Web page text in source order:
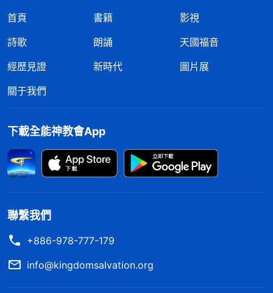
首頁 書籍
影視
詩歌
朗誦
天國福音
經歷見證
新時代
圖片展
關于我們
下載全能神教會App
聯繫我們
+886-978-777-179
info@kingdomsalvation.org